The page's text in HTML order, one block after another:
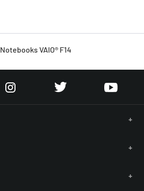
Notebooks VAIO® F14
+
+
+